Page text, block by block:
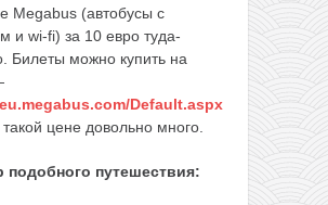
Megabus (автобусы с
и wi-fi) за 10 евро туда-
Билеты можно купить на
Default.aspx
цене довольно много.
подобного путешествия: